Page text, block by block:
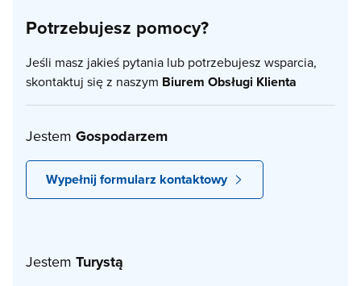
Potrzebujesz pomocy?
Jeśli masz jakieś pytania lub potrzebujesz wsparcia,
skontaktuj się z naszym Biurem Obsługi Klienta
Jestem Gospodarzem
Wypełnij formularz kontaktowy
Jestem Turystą